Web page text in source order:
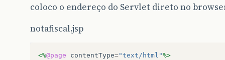
coloco o endereço do Servlet direto no
notafiscal.jsp
<%@page contentType="text/html"%>